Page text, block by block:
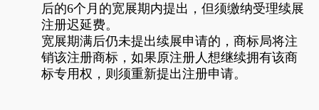
后的6个月的宽展期内提出，但须缴纳受理续展
注册迟延费。
宽展期满后仍未提出续展申请的，商标局将注
销该注册商标，如果原注册人想继续拥有该商
标专用权，则须重新提出注册申请。